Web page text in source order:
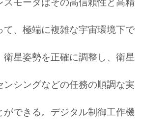
て、極端に複雑な宇宙環境下で
星姿勢を正確に調整し、衛星
シングなどの任務の順調な実
できる。デジタル制御工作機